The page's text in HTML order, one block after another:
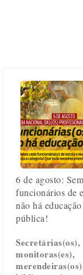
6 de agosto: Sem
funcionários de
não há educação
pública!
Secretárias(os),
monitoras(es),